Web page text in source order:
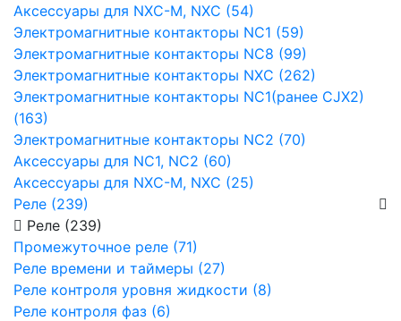
Аксессуары для NXC-M, NXC (54)
Электромагнитные контакторы NC1 (59)
Электромагнитные контакторы NC8 (99)
Электромагнитные контакторы NXC (262)
Электромагнитные контакторы NC1(ранее CJX2)
(163)
Электромагнитные контакторы NC2 (70)
Аксессуары для NC1, NC2 (60)
Аксессуары для NXC-M, NXC (25)
Реле (239)
Реле (239)
Промежуточное реле (71)
Реле времени и таймеры (27)
Реле контроля уровня жидкости (8)
Реле контроля фаз (6)